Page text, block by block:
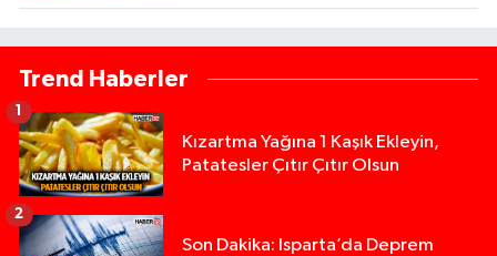
Trend Haberler
Kızartma Yağına 1 Kaşık Ekleyin,
Patatesler Çıtır Çıtır Olsun
1
Son Dakika: Isparta’da Deprem
2